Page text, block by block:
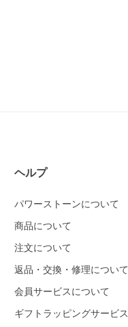
ヘルプ
パワーストーンについて
商品について
注文について
返品・交換・修理について
会員サービスについて
ギフトラッピングサービス